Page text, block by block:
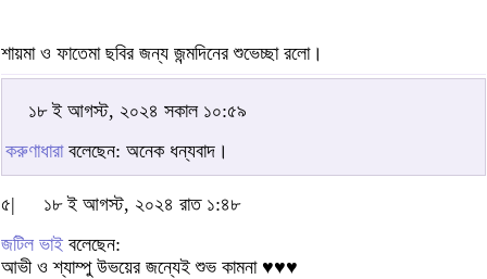
শায়মা ও ফাতেমা ছবির জন্য জন্মদিনের শুভেচ্ছা রলো।
১৮ ই আগস্ট, ২০২৪ সকাল ১০:৫৯
করুণাধারাবলেছেন: অনেক ধন্যবাদ।
৫|
১৮ ই আগস্ট, ২০২৪ রাত ১:৪৮
জটিল ভাই বলেছেন:
আভী ও শ্যাম্পু উভয়ের জন্যেই শুভ কামনা ♥♥♥